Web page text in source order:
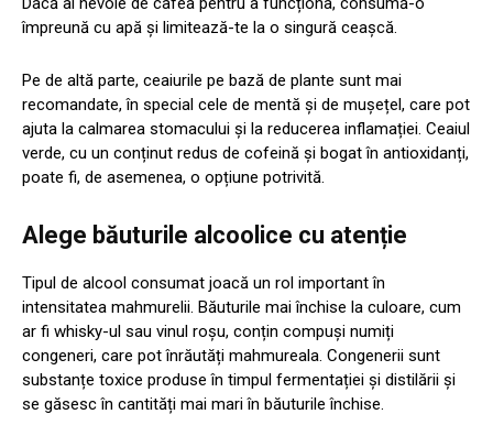
împreună cu apă și limitează-te la o singură ceașcă.
Pe de altă parte, ceaiurile pe bază de plante sunt mai
recomandate, în special cele de mentă și de mușețel, care pot
ajuta la calmarea stomacului și la reducerea inflamației. Ceaiul
verde, cu un conținut redus de cofeină și bogat în antioxidanți,
poate fi, de asemenea, o opțiune potrivită.
Alege băuturile alcoolice cu atenție
Tipul de alcool consumat joacă un rol important în
intensitatea mahmurelii. Băuturile mai închise la culoare, cum
ar fi whisky-ul sau vinul roșu, conțin compuși numiți
congeneri, care pot înrăutăți mahmureala. Congenerii sunt
substanțe toxice produse în timpul fermentației și distilării și
se găsesc în cantități mai mari în băuturile închise.